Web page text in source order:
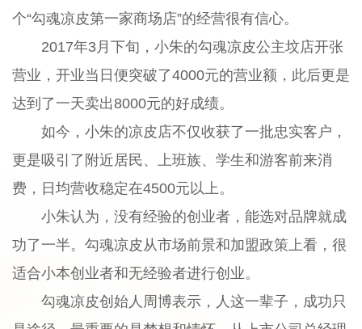
个“勾魂凉皮第一家商场店”的经营很有信心。
2017年3月下旬，小朱的勾魂凉皮公主坟店开张
营业，开业当日便突破了4000元的营业额，此后更是
达到了一天卖出8000元的好成绩。
如今，小朱的凉皮店不仅收获了一批忠实客户，
更是吸引了附近居民、上班族、学生和游客前来消
费，日均营收稳定在4500元以上。
小朱认为，没有经验的创业者，能选对品牌就成
功了一半。勾魂凉皮从市场前景和加盟政策上看，很
适合小本创业者和无经验者进行创业。
勾魂凉皮创始人周博表示，人这一辈子，成功只